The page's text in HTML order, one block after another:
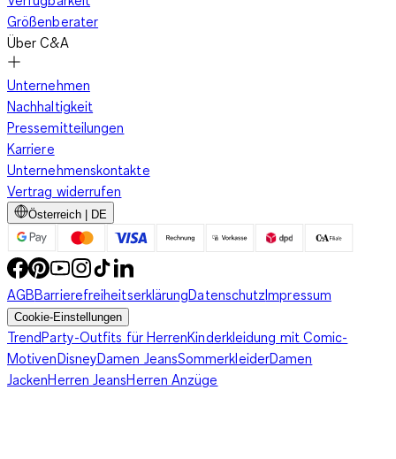
Größenberater
Über C&A
Unternehmen
Nachhaltigkeit
Pressemitteilungen
Karriere
Unternehmenskontakte
Vertrag widerrufen
Österreich | DE
AGBBarrierefreiheitserklärungDatenschutzImpressum
Cookie-Einstellungen
TrendParty-Outfits für HerrenKinderkleidung mit Comic-
MotivenDisneyDamen JeansSommerkleiderDamen
JackenHerren JeansHerren Anzüge